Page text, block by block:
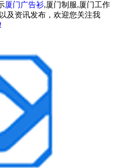
厦门广告衫,厦门制服,厦门工作
及资讯发布，欢迎您关注我